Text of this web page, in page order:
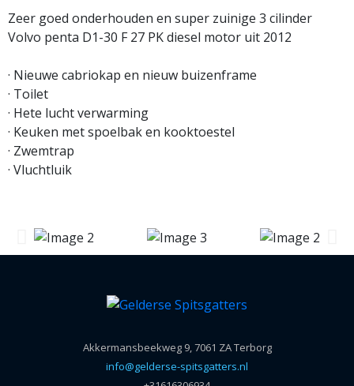
Zeer goed onderhouden en super zuinige 3 cilinder
Volvo penta D1-30 F 27 PK diesel motor uit 2012
· Nieuwe cabriokap en nieuw buizenframe
· Toilet
· Hete lucht verwarming
· Keuken met spoelbak en kooktoestel
· Zwemtrap
· Vluchtluik
Akkermansbeekweg 9, 7061 ZA Terborg
info@gelderse-spitsgatters.nl